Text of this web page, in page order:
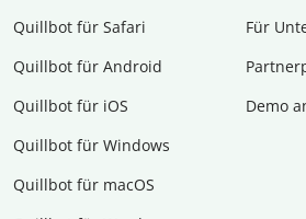
Quillbot für Safari
Quillbot für Android
Quillbot für iOS
Quillbot für Windows
Quillbot für macOS
Für
Demo